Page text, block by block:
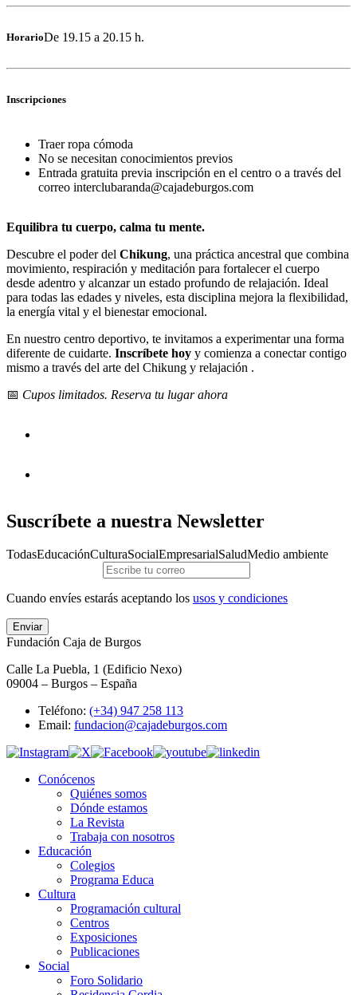
HorarioDe 19.15 a 20.15 h.
Inscripciones
Traer ropa cómoda
No se necesitan conocimientos previos
Entrada gratuita previa inscripción en el centro o a través del
correo interclubaranda@cajadeburgos.com
Equilibra tu cuerpo, calma tu mente.
Descubre el poder del Chikung, una práctica ancestral que combina
movimiento, respiración y meditación para fortalecer el cuerpo
desde adentro y alcanzar un estado profundo de relajación. Ideal
para todas las edades y niveles, esta disciplina mejora la flexibilidad,
la energía vital y el bienestar emocional.
En nuestro centro deportivo, te invitamos a experimentar una forma
diferente de cuidarte. Inscríbete hoy y comienza a conectar contigo
mismo a través del arte del Chikung y relajación .
📅 Cupos limitados. Reserva tu lugar ahora
Suscríbete a nuestra Newsletter
TodasEducaciónCulturaSocialEmpresarialSaludMedio ambiente
Cuando envíes estarás aceptando los usos y condiciones
Enviar
Fundación Caja de Burgos
Calle La Puebla, 1 (Edificio Nexo)
09004 – Burgos – España
Teléfono: (+34) 947 258 113
Email: fundacion@cajadeburgos.com
Conócenos
Quiénes somos
Dónde estamos
La Revista
Trabaja con nosotros
Educación
Colegios
Programa Educa
Cultura
Programación cultural
Centros
Exposiciones
Publicaciones
Social
Foro Solidario